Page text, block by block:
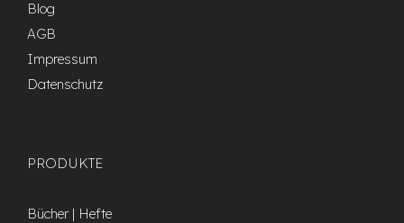
Blog
AGB
Impressum
Datenschutz
PRODUKTE
Bücher | Hefte